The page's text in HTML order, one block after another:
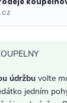
údržbu volte
jedním